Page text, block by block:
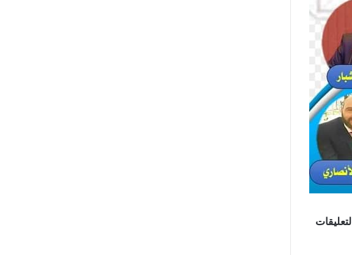
التعليقات